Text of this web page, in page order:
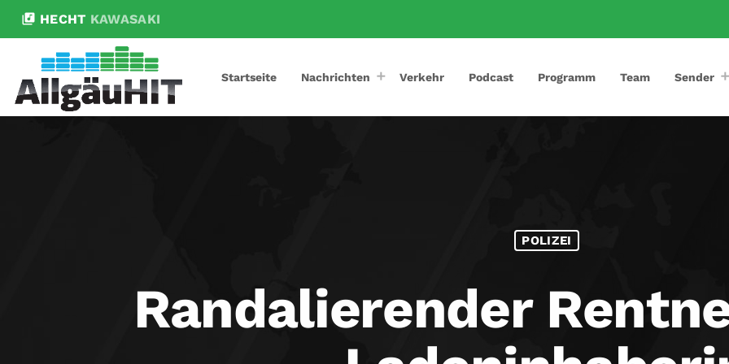
library_music HECHT KAWASAKI
Startseite Nachrichten Verkehr Podcast Programm Team Sender
POLIZEI
Randalierender